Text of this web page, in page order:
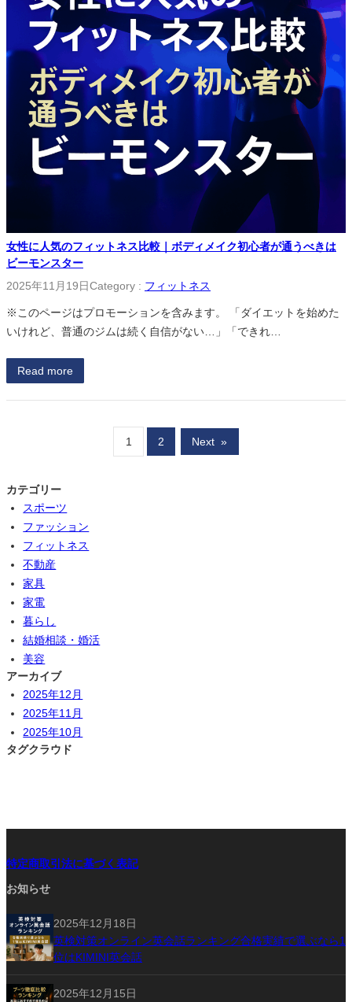
女性に人気のフィットネス比較｜ボディメイク初心者が通うべきは
ビーモンスター
2025年11月19日Category : フィットネス
※このページはプロモーションを含みます。 「ダイエットを始めた
いけれど、普通のジムは続く自信がない…」「できれ…
Read more
1 2 Next »
カテゴリー
スポーツ
ファッション
フィットネス
不動産
家具
家電
暮らし
結婚相談・婚活
美容
アーカイブ
2025年12月
2025年11月
2025年10月
タグクラウド
特定商取引法に基づく表記
お知らせ
2025年12月18日
英検対策オンライン英会話ランキング合格実績で選ぶなら1
位はKIMINI英会話
2025年12月15日